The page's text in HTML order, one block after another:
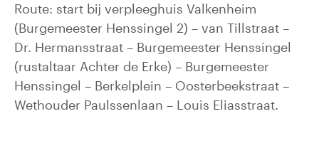
Route: start bij verpleeghuis Valkenheim
(Burgemeester Henssingel 2) – van Tillstraat –
Dr. Hermansstraat – Burgemeester Henssingel
(rustaltaar Achter de Erke) – Burgemeester
Henssingel – Berkelplein – Oosterbeekstraat –
Wethouder Paulssenlaan – Louis Eliasstraat.